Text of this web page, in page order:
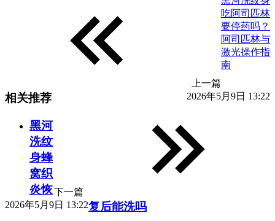
上一篇
2026年5月9日 13:22
吃阿司匹林
要停药吗？
阿司匹林与
激光操作指
南
下一篇
2026年5月9日 13:22
相关推荐
黑河
洗纹
身蜂
窝织
炎恢
复后能洗吗